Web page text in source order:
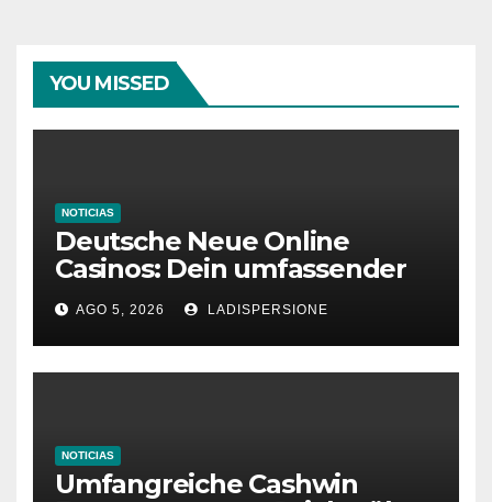
YOU MISSED
NOTICIAS
Deutsche Neue Online
Casinos: Dein umfassender
Ratgeber für moderne
Glücksspielplattformen
AGO 5, 2026 LADISPERSIONE
NOTICIAS
Umfangreiche Cashwin